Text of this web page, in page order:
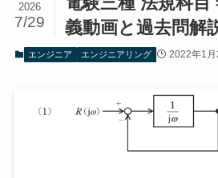
義動画と過去問解
2026
7/29
エンジニア エンジニアリング 2022年1月